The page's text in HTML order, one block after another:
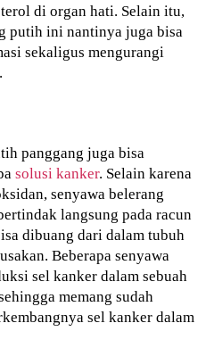
di organ hati. Selain itu,
putih ini nantinya juga bisa
sekaligus mengurangi
panggang juga bisa
solusi kanker. Selain karena
senyawa belerang
langsung pada racun
dibuang dari dalam tubuh
Beberapa senyawa
sel kanker dalam sebuah
memang sudah
sel kanker dalam